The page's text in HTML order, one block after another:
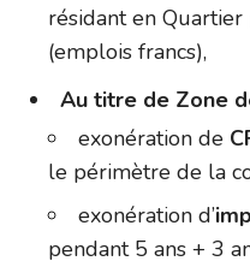
résidant en
(emplois francs),
Au titre de Zone
exonération de
le périmètre de la
exonération d’
pendant 5 ans + 3